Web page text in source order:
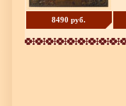
8490 руб.